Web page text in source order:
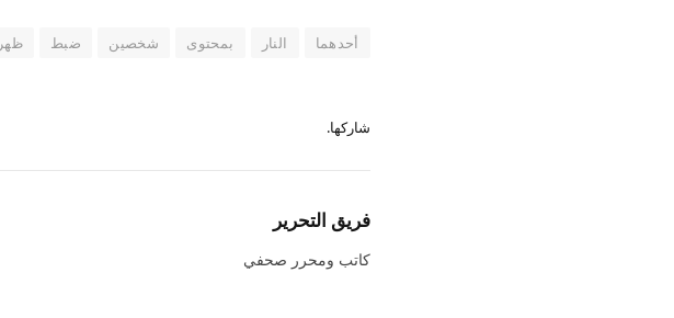
أحدهما النار بمحتوى شخصين ضبط ظهر
شاركها.
فريق التحرير
كاتب ومحرر صحفي